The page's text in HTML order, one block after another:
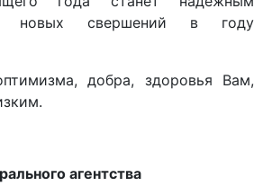
новых свершений в году
добра, здоровья Вам,
агентства